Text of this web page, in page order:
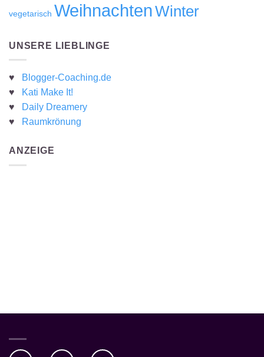
vegetarisch WeihnachtenWinter
UNSERE LIEBLINGE
♥
Blogger-Coaching.de
♥
Kati Make It!
♥
Daily Dreamery
♥
Raumkrönung
ANZEIGE